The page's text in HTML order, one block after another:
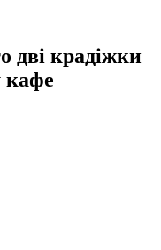
дві крадіжки
кафе